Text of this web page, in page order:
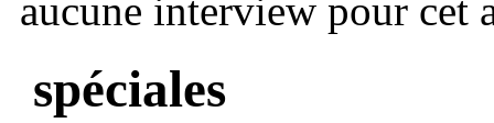
aucune interview pour cet
spéciales